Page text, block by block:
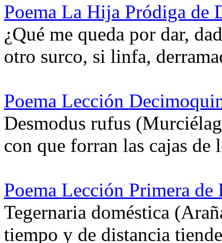
Poema La Hija Pródiga de
¿Qué me queda por dar,
otro surco, si linfa,
Poema Lección
Desmodus rufus
con que forran las cajas
Poema Lección Primera
Tegernaria doméstica
tiempo y de distancia